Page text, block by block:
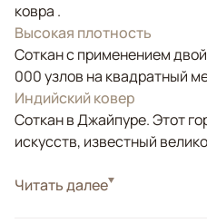
ковра .
Высокая плотность
Соткан с применением
000 узлов на квадратный
Индийский ковер
Соткан в Джайпуре. Этот
искусств, известный
СтильКлассические
Читать далее